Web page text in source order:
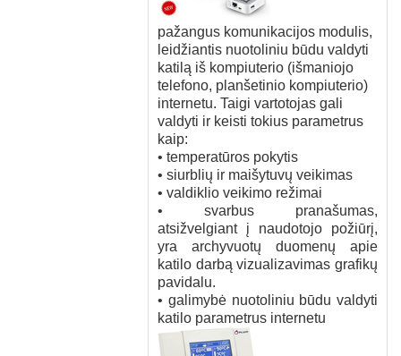
pažangus komunikacijos modulis,
leidžiantis nuotoliniu būdu valdyti
katilą iš kompiuterio (išmaniojo
telefono, planšetinio kompiuterio)
internetu. Taigi vartotojas gali
valdyti ir keisti tokius parametrus
kaip:
• temperatūros pokytis
• siurblių ir maišytuvų veikimas
• valdiklio veikimo režimai
• svarbus pranašumas,
atsižvelgiant į naudotojo požiūrį,
yra archyvuotų duomenų apie
katilo darbą vizualizavimas grafikų
pavidalu.
• galimybė nuotoliniu būdu valdyti
katilo parametrus internetu